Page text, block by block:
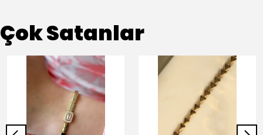
Çok Satanlar